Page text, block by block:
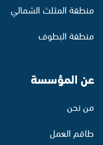
منطقة المثلث الشمالي
منطقة البطوف
عن المؤسسة
من نحن
طاقم العمل